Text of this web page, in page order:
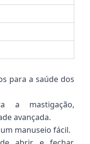
para a saúde dos
a mastigação,
avançada.
manuseio fácil.